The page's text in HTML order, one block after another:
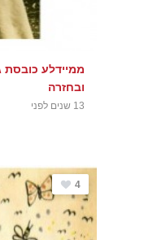
ממיידלע
ובחזרה
13 שנים לפני
4